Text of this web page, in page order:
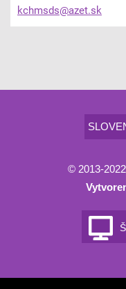
kchmsds@azet.sk
© 2013-